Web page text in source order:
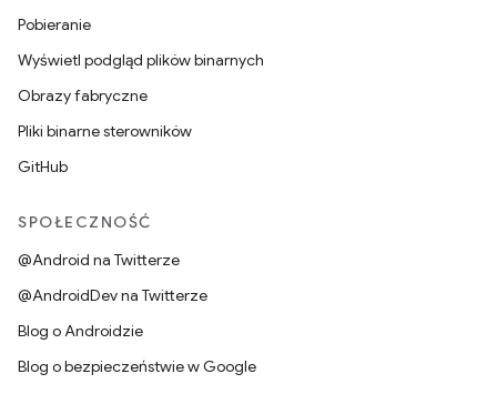
Pobieranie
Wyświetl podgląd plików binarnych
Obrazy fabryczne
Pliki binarne sterowników
GitHub
SPOŁECZNOŚĆ
@Android na Twitterze
@AndroidDev na Twitterze
Blog o Androidzie
Blog o bezpieczeństwie w Google